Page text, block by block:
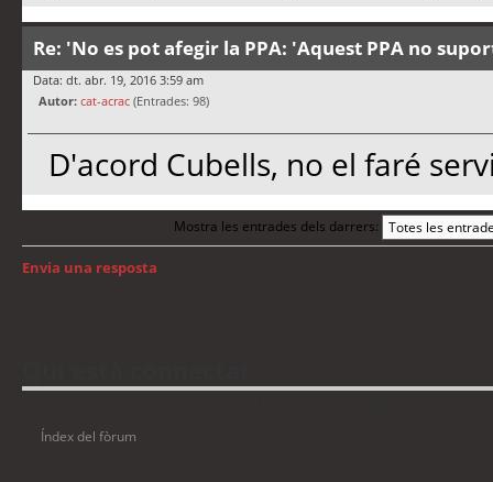
Re: 'No es pot afegir la PPA: 'Aquest PPA no
Data: dt. abr. 19, 2016 3:59 am
Autor: cat-acrac (Entrades: 98)
D'acord Cubells, no el faré
Mostra les entrades dels darrers:
Envia una resposta
Índex del fòrum